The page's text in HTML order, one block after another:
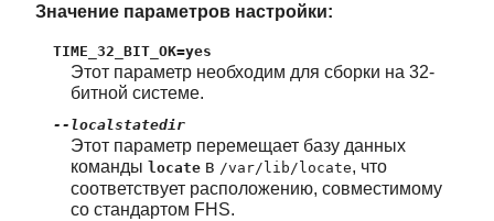
Значение параметров настройки:
TIME_32_BIT_OK=yes
Этот параметр необходим для сборки на 32-
битной системе.
--localstatedir
Этот параметр перемещает базу данных
команды locate в /var/lib/locate, что
соответствует расположению, совместимому
со стандартом FHS.